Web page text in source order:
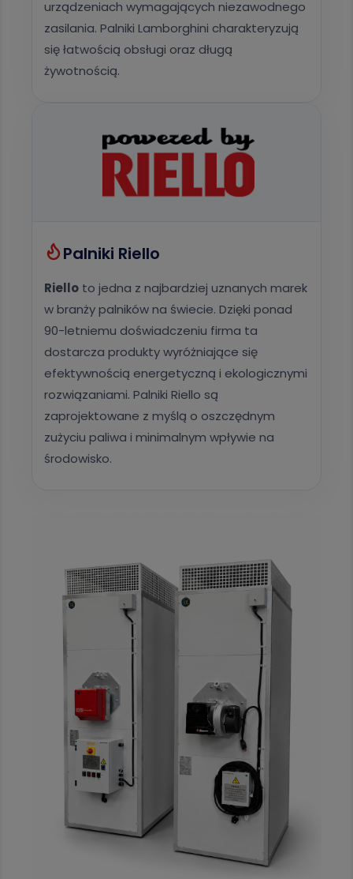
urządzeniach wymagających niezawodnego
zasilania. Palniki Lamborghini charakteryzują
się łatwością obsługi oraz długą
żywotnością.
Palniki Riello
Riello to jedna z najbardziej uznanych marek
w branży palników na świecie. Dzięki ponad
90-letniemu doświadczeniu firma ta
dostarcza produkty wyróżniające się
efektywnością energetyczną i ekologicznymi
rozwiązaniami. Palniki Riello są
zaprojektowane z myślą o oszczędnym
zużyciu paliwa i minimalnym wpływie na
środowisko.